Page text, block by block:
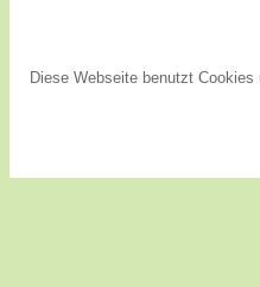
Diese Webseite benutzt